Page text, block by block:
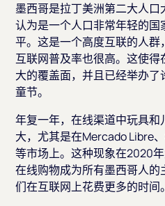
墨西哥是拉丁美洲第二大人口
认为是一个人口非常年轻的
平。这是一个高度互联的人群
互联网普及率也很高。这使
大的覆盖面，并且已经举办
童节。
年复一年，在线渠道中玩具
大，尤其是在Mercado Libre
等市场上。这种现象在2020
在线购物成为所有墨西哥人
们在互联网上花费更多的时间。